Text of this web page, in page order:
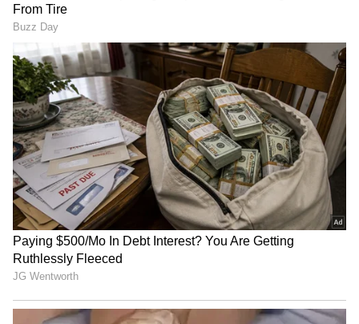
மேகதாட்டு விவகாரத்தில்
அரசின் மெத்தனப் போக்கைக்
கடுமையாகத் தாக்கிய
பிரேமலதா விஜயகாந்த் !